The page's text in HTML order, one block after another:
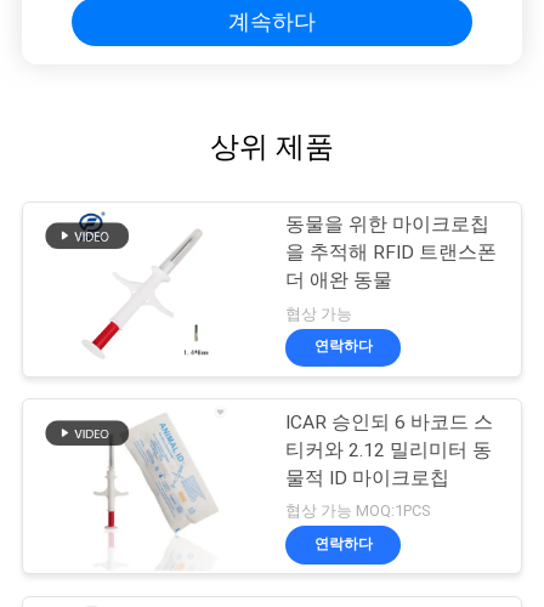
계속하다
상위 제품
동물을 위한 마이크로칩
을 추적해 RFID 트랜스폰
더 애완 동물
협상 가능
연락하다
ICAR 승인되 6 바코드 스
티커와 2.12 밀리미터 동
물적 ID 마이크로칩
협상 가능 MOQ:1PCS
연락하다